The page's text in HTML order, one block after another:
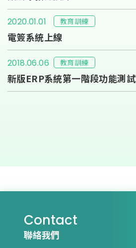
2020.01.01 教育訓練
電簽系統上線
2018.06.06 教育訓練
新版ERP系統第一階段功能測試
Contact
聯絡我們